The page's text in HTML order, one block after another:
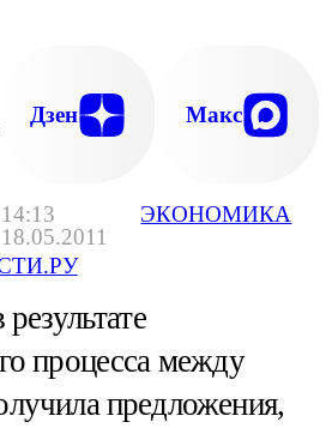
14:13
18.05.2011
ЭКОНОМИКА
Дзен Макс
процесса между
предложения,